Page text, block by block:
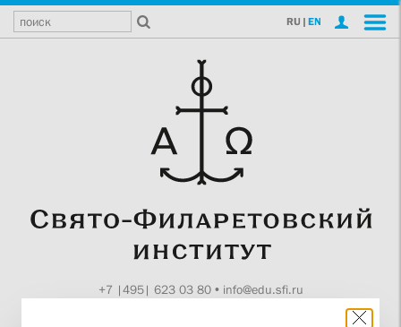
RU | EN
+7 |495| 623 03 80• info@edu.sfi.ru